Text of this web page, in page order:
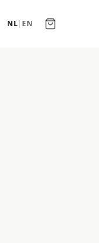
NL| EN